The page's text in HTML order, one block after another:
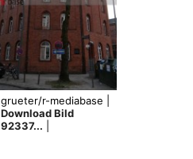
grueter/r-mediabase |
Download Bild
92337...